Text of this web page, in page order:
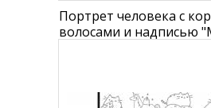
Портрет человека с
волосами и надписью